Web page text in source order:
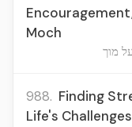
Moch
מוך
988. Finding
Life's Challenges